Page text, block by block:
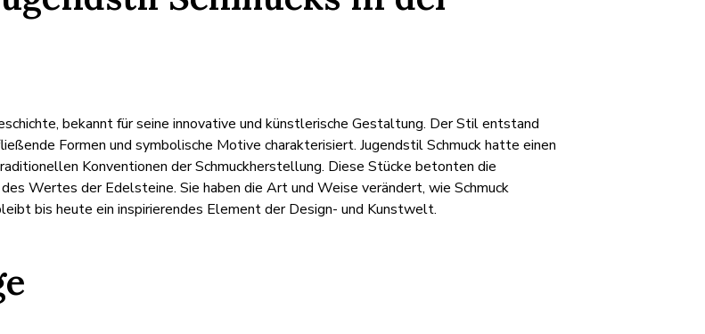
bekannt für seine innovative und künstlerische Gestaltung. Der Stil entstand
Formen und symbolische Motive charakterisiert. Jugendstil Schmuck hatte einen
Konventionen der Schmuckherstellung. Diese Stücke betonten die
Wertes der Edelsteine. Sie haben die Art und Weise verändert, wie Schmuck
bis heute ein inspirierendes Element der Design- und Kunstwelt.